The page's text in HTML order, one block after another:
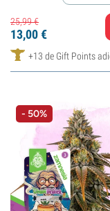
25,99€
13,00€
+13 de Gift Points
- 50%